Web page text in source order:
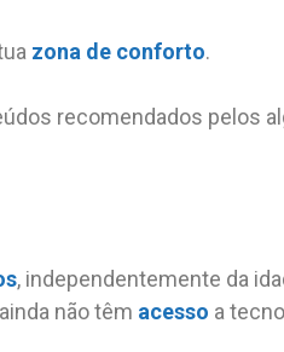
zona de conforto.
recomendados pelos
, independentemente da
não têm acesso a